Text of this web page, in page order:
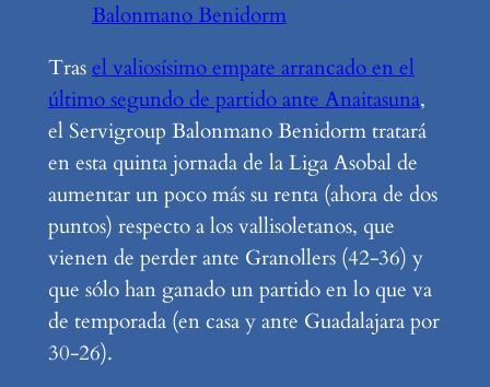
Balonmano Benidorm
Trasel valiosísimo empate arrancado en el
último segundo de partido ante Anaitasuna,
el Servigroup Balonmano Benidorm tratará
en esta quinta jornada de la Liga Asobal de
aumentar un poco más su renta (ahora de dos
puntos) respecto a los vallisoletanos, que
vienen de perder ante Granollers (42-36) y
que sólo han ganado un partido en lo que va
de temporada (en casa y ante Guadalajara por
30-26).